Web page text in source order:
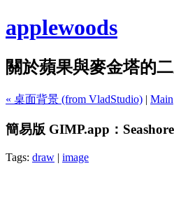
applewoods
關於蘋果與麥金塔的
« 桌面背景 (from VladStudio) | Main
簡易版 GIMP.app：
Tags: draw | image